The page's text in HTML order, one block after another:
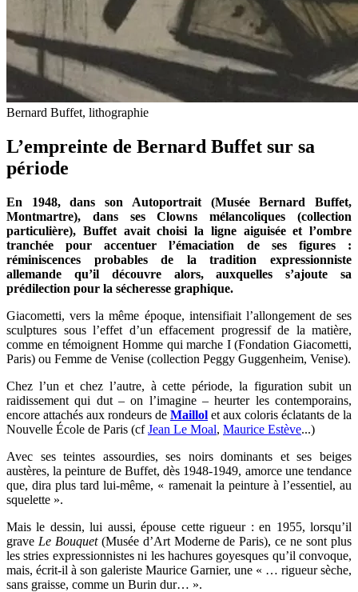
Bernard Buffet, lithographie
L’empreinte de Bernard Buffet sur sa
période
En 1948, dans son Autoportrait (Musée Bernard Buffet,
Montmartre), dans ses Clowns mélancoliques (collection
particulière), Buffet avait choisi la ligne aiguisée et l’ombre
tranchée pour accentuer l’émaciation de ses figures :
réminiscences probables de la tradition expressionniste
allemande qu’il découvre alors, auxquelles s’ajoute sa
prédilection pour la sécheresse graphique.
Giacometti, vers la même époque, intensifiait l’allongement de ses
sculptures sous l’effet d’un effacement progressif de la matière,
comme en témoignent Homme qui marche I (Fondation Giacometti,
Paris) ou Femme de Venise (collection Peggy Guggenheim, Venise).
Chez l’un et chez l’autre, à cette période, la figuration subit un
raidissement qui dut – on l’imagine – heurter les contemporains,
encore attachés aux rondeurs de Maillol et aux coloris éclatants de la
Nouvelle École de Paris (cfJean Le Moal, Maurice Estève...)
Avec ses teintes assourdies, ses noirs dominants et ses beiges
austères, la peinture de Buffet, dès 1948-1949, amorce une tendance
que, dira plus tard lui-même, « ramenait la peinture à l’essentiel, au
squelette ».
Mais le dessin, lui aussi, épouse cette rigueur : en 1955, lorsqu’il
grave Le Bouquet(Musée d’Art Moderne de Paris), ce ne sont plus
les stries expressionnistes ni les hachures goyesques qu’il convoque,
mais, écrit-il à son galeriste Maurice Garnier, une « … rigueur sèche,
sans graisse, comme un Burin dur… ».